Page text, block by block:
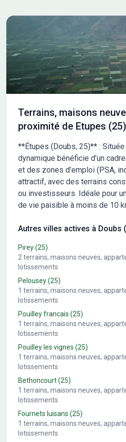
Terrains, maisons
proximité de Etupes (25)
**Étupes (Doubs, 25)** :
dynamique bénéficie d’un
et des zones d’emploi (PSA,
attractif, avec des terrains
ou investisseurs. Idéale pour
de vie paisible à moins de 10
Autres villes actives à Doubs
Pirey(25)
2 terrains, maisons neuves,
lotissements
Pelousey(25)
1 terrains, maisons neuves,
lotissements
Pouilley francais (25)
1 terrains, maisons neuves,
lotissements
Pouilley les vignes (25)
1 terrains, maisons neuves,
lotissements
Bethoncourt(25)
1 terrains, maisons neuves,
lotissements
Fournets luisans (25)
1 terrains, maisons neuves,
lotissements